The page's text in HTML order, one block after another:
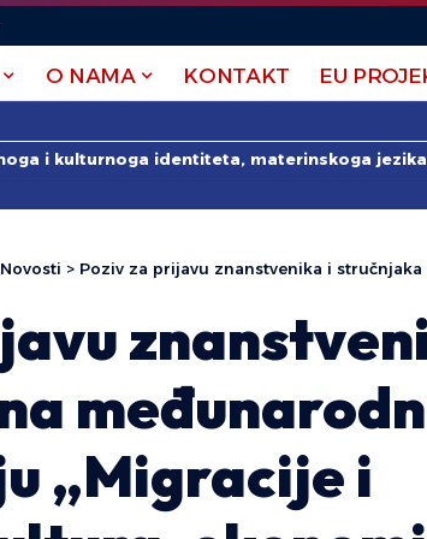
O NAMA KONTAKT EU
i kulturnoga identiteta, materinskoga
Novosti > Poziv za prijavu znanstvenika i stručnjaka na međunarodnu konferenciju
„Migracije i